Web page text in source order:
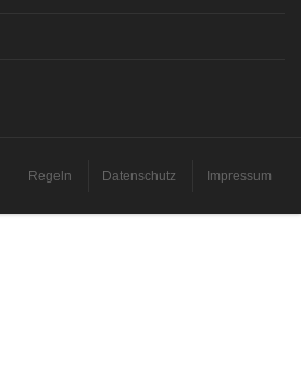
Regeln Datenschutz Impressum